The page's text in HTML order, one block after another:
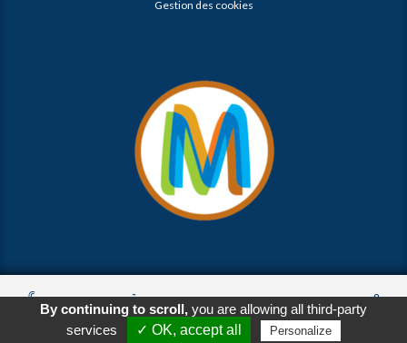
Gestion des cookies
Appeler E-Mail Venir
© 2026 Agence Web Thonon Les Bains - Référencement Google
Thonon Les Bains
Clic And Go
création site internet thonon
clicandgo.com
By continuing to scroll,you are allowing all third-party
services
✓ OK, accept all Personalize